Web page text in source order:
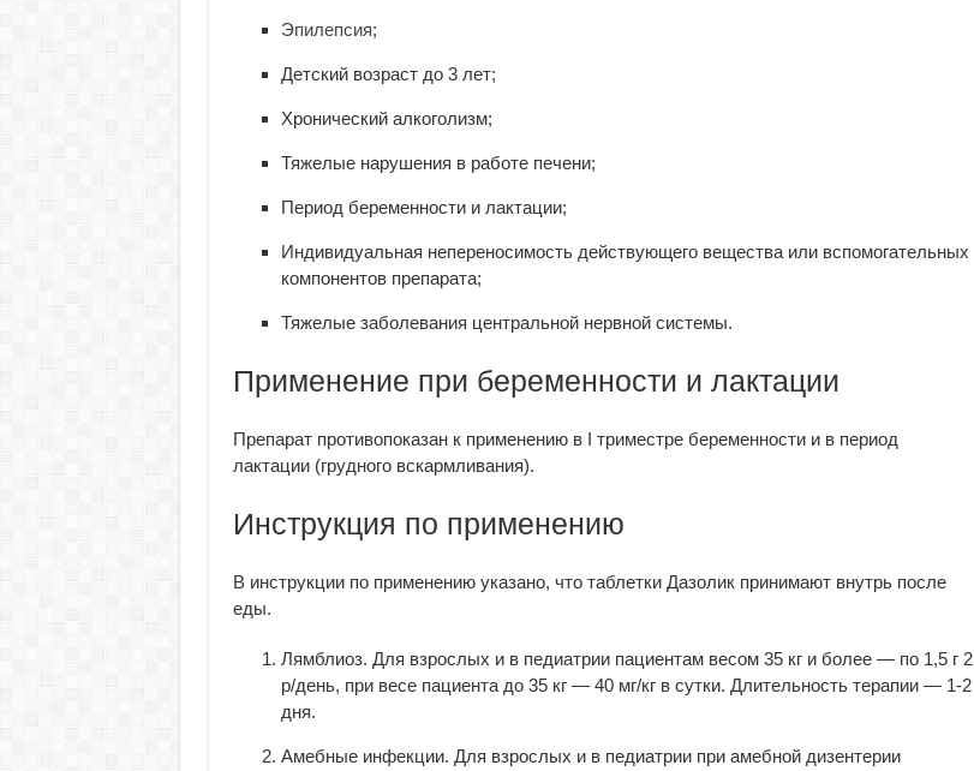
Эпилепсия;
Детский возраст до 3 лет;
Хронический алкоголизм;
Тяжелые нарушения в работе печени;
Период беременности и лактации;
Индивидуальная непереносимость действующего вещества или вспомогательных
компонентов препарата;
Тяжелые заболевания центральной нервной системы.
Применение при беременности и лактации
Препарат противопоказан к применению в I триместре беременности и в период
лактации (грудного вскармливания).
Инструкция по применению
В инструкции по применению указано, что таблетки Дазолик принимают внутрь после
еды.
Лямблиоз. Для взрослых и в педиатрии пациентам весом 35 кг и более — по 1,5 г 2
р/день, при весе пациента до 35 кг — 40 мг/кг в сутки. Длительность терапии — 1-2
дня.
Амебные инфекции. Для взрослых и в педиатрии при амебной дизентерии